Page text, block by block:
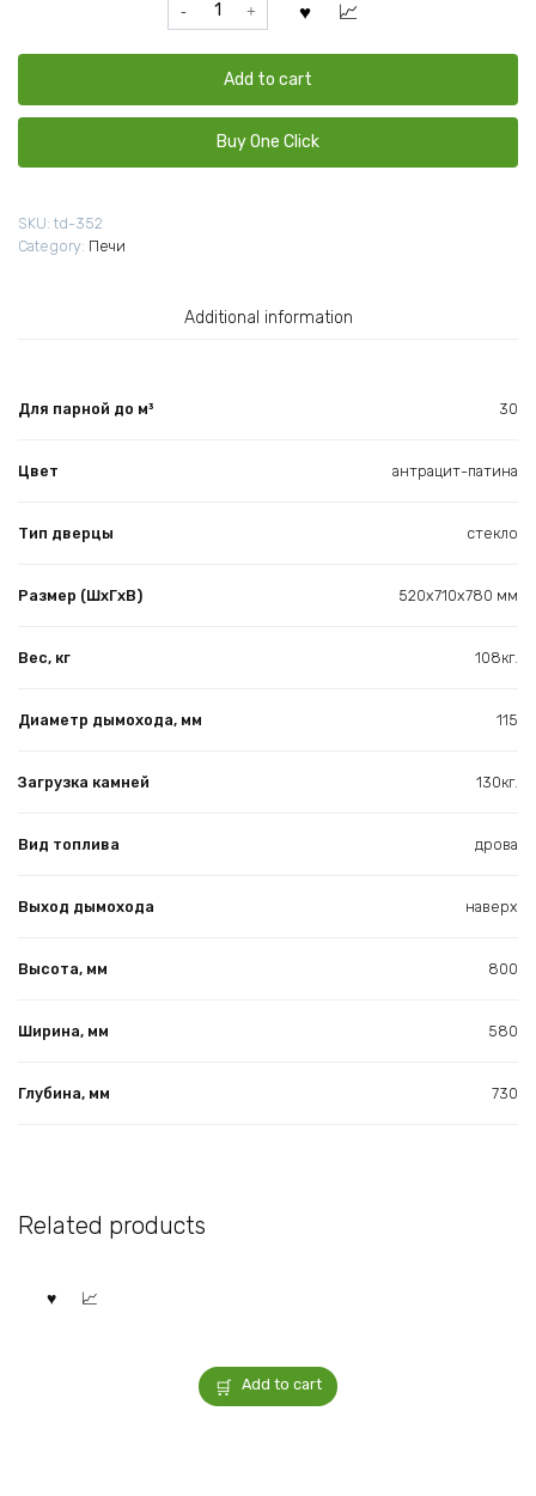
для
бани
Везувий
Скиф
Панорама
Add to cart
Buy One Click
SKU: td-352
Category: Печи
Additional information
Для парной до м³ 30
Цвет антрацит-патина
Тип дверцы стекло
Размер (ШхГхВ) 520х710х780 мм
Вес, кг 108кг.
Диаметр дымохода, мм 115
Загрузка камней 130кг.
Вид топлива дрова
Выход дымохода наверх
Высота, мм 800
Ширина, мм 580
Глубина, мм 730
Related products
Add to cart